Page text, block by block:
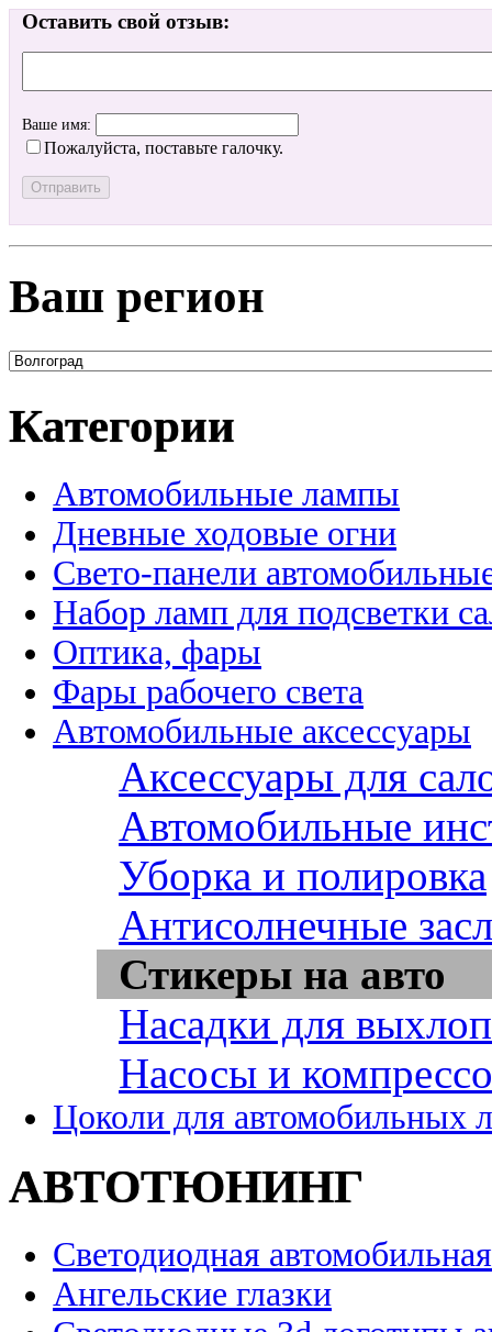
Оставить свой отзыв:
Ваше имя:
Пожалуйста, поставьте галочку.
Ваш регион
Категории
Автомобильные лампы
Дневные ходовые огни
Свето-панели
Набор ламп для подсветки
Оптика, фары
Фары рабочего света
Автомобильные аксессуары
Аксессуары для
Автомобильные
Уборка и полировка
Антисолнечные
Стикеры на авто
Насадки для
Насосы и
Цоколи для автомобильных
АВТОТЮНИНГ
Светодиодная
Ангельские глазки